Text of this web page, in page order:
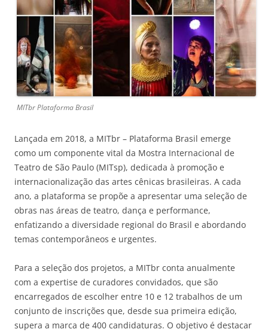
MITbr Plataforma Brasil
Lançada em 2018, a MITbr – Plataforma Brasil emerge
como um componente vital da Mostra Internacional de
Teatro de São Paulo (MITsp), dedicada à promoção e
internacionalização das artes cênicas brasileiras. A cada
ano, a plataforma se propõe a apresentar uma seleção de
obras nas áreas de teatro, dança e performance,
enfatizando a diversidade regional do Brasil e abordando
temas contemporâneos e urgentes.
Para a seleção dos projetos, a MITbr conta anualmente
com a expertise de curadores convidados, que são
encarregados de escolher entre 10 e 12 trabalhos de um
conjunto de inscrições que, desde sua primeira edição,
supera a marca de 400 candidaturas. O objetivo é destacar